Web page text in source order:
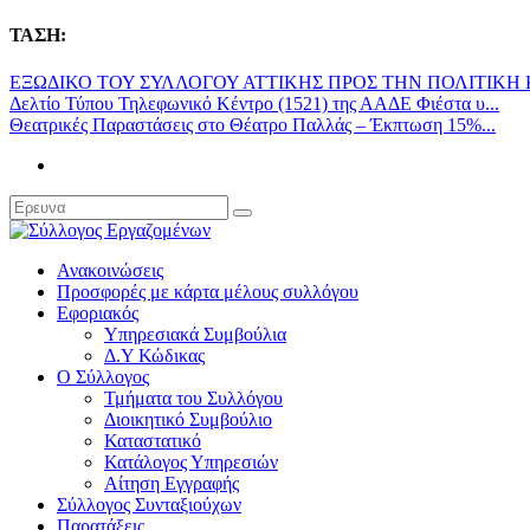
ΤΑΣΗ:
ΕΞΩΔΙΚΟ ΤΟΥ ΣΥΛΛΟΓΟΥ ΑΤΤΙΚΗΣ ΠΡΟΣ ΤΗΝ ΠΟΛΙΤΙΚΗ
Δελτίο Τύπου Τηλεφωνικό Κέντρο (1521) της ΑΑΔΕ Φιέστα υ...
Θεατρικές Παραστάσεις στο Θέατρο Παλλάς – Έκπτωση 15%...
Ανακοινώσεις
Προσφορές με κάρτα μέλους συλλόγου
Εφοριακός
Υπηρεσιακά Συμβούλια
Δ.Υ Κώδικας
Ο Σύλλογος
Τμήματα του Συλλόγου
Διοικητικό Συμβούλιο
Καταστατικό
Κατάλογος Υπηρεσιών
Αίτηση Εγγραφής
Σύλλογος Συνταξιούχων
Παρατάξεις